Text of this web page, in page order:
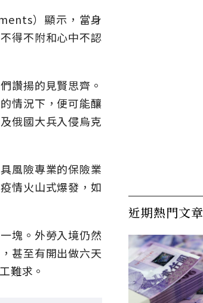
）顯示，當身
得不附和心中不認
讚揚的見賢思齊。
情況下，便可能釀
俄國大兵入侵烏克
風險專業的保險業
情火山式爆發，如
塊。外勞入境仍然
甚至有開出做六天
難求。
近期熱門文章